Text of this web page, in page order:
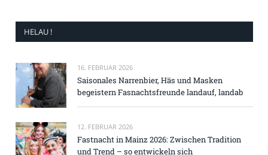
HELAU !
16. FEBRUAR 2026
Saisonales Narrenbier, Häs und Masken
begeistern Fasnachtsfreunde landauf, landab
12. FEBRUAR 2026
Fastnacht in Mainz 2026: Zwischen Tradition
und Trend – so entwickeln sich